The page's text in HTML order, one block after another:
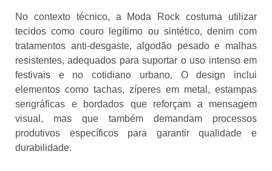
No contexto técnico, a Moda Rock costuma utilizar
tecidos como couro legítimo ou sintético, denim com
tratamentos anti-desgaste, algodão pesado e malhas
resistentes, adequados para suportar o uso intenso em
festivais e no cotidiano urbano. O design inclui
elementos como tachas, zíperes em metal, estampas
serigráficas e bordados que reforçam a mensagem
visual, mas que também demandam processos
produtivos específicos para garantir qualidade e
durabilidade.